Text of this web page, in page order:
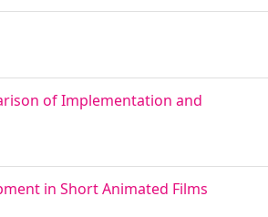
of Implementation and
in Short Animated Films